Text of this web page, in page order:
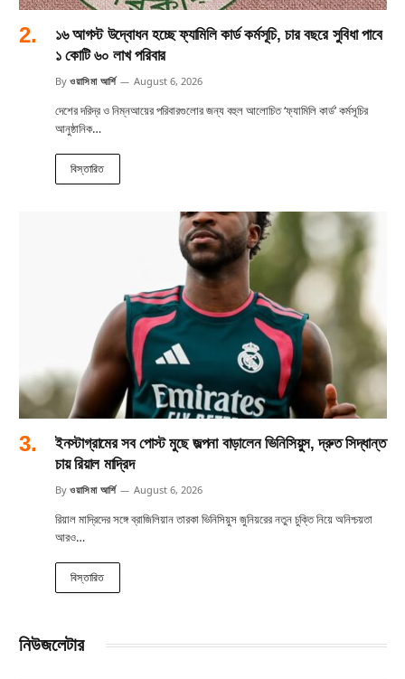
১৬ আগস্ট উদ্বোধন হচ্ছে ফ্যামিলি কার্ড কর্মসূচি, চার বছরে সুবিধা পাবে
১ কোটি ৬০ লাখ পরিবার
By ওয়াসিমা আর্শি August 6, 2026
দেশের দরিদ্র ও নিম্নআয়ের পরিবারগুলোর জন্য বহুল আলোচিত ‘ফ্যামিলি কার্ড’ কর্মসূচির
আনুষ্ঠানিক…
বিস্তারিত
ইনস্টাগ্রামের সব পোস্ট মুছে জল্পনা বাড়ালেন ভিনিসিয়ুস, দ্রুত সিদ্ধান্ত
চায় রিয়াল মাদ্রিদ
By ওয়াসিমা আর্শি August 6, 2026
রিয়াল মাদ্রিদের সঙ্গে ব্রাজিলিয়ান তারকা ভিনিসিয়ুস জুনিয়রের নতুন চুক্তি নিয়ে অনিশ্চয়তা
আরও…
বিস্তারিত
নিউজলেটার